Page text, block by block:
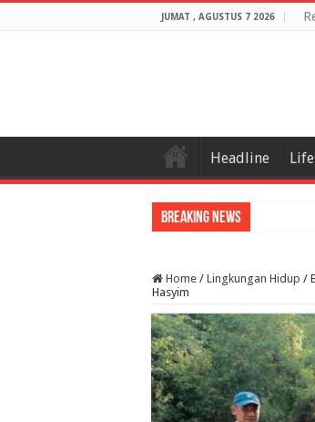
JUMAT , AGUSTUS 7 2026
Headline
Breaking News
Home / Lingkungan Hidup /
Hasyim